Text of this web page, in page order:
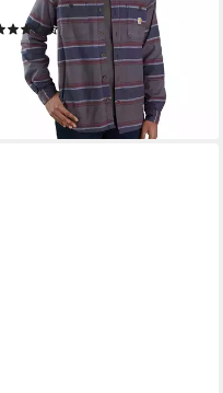
Flanell mit Stretchanteil
(2)
59,90 €
lieferbar - in 4-5 Werktagen bei dir